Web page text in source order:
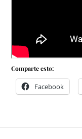
Comparte esto:
Facebook